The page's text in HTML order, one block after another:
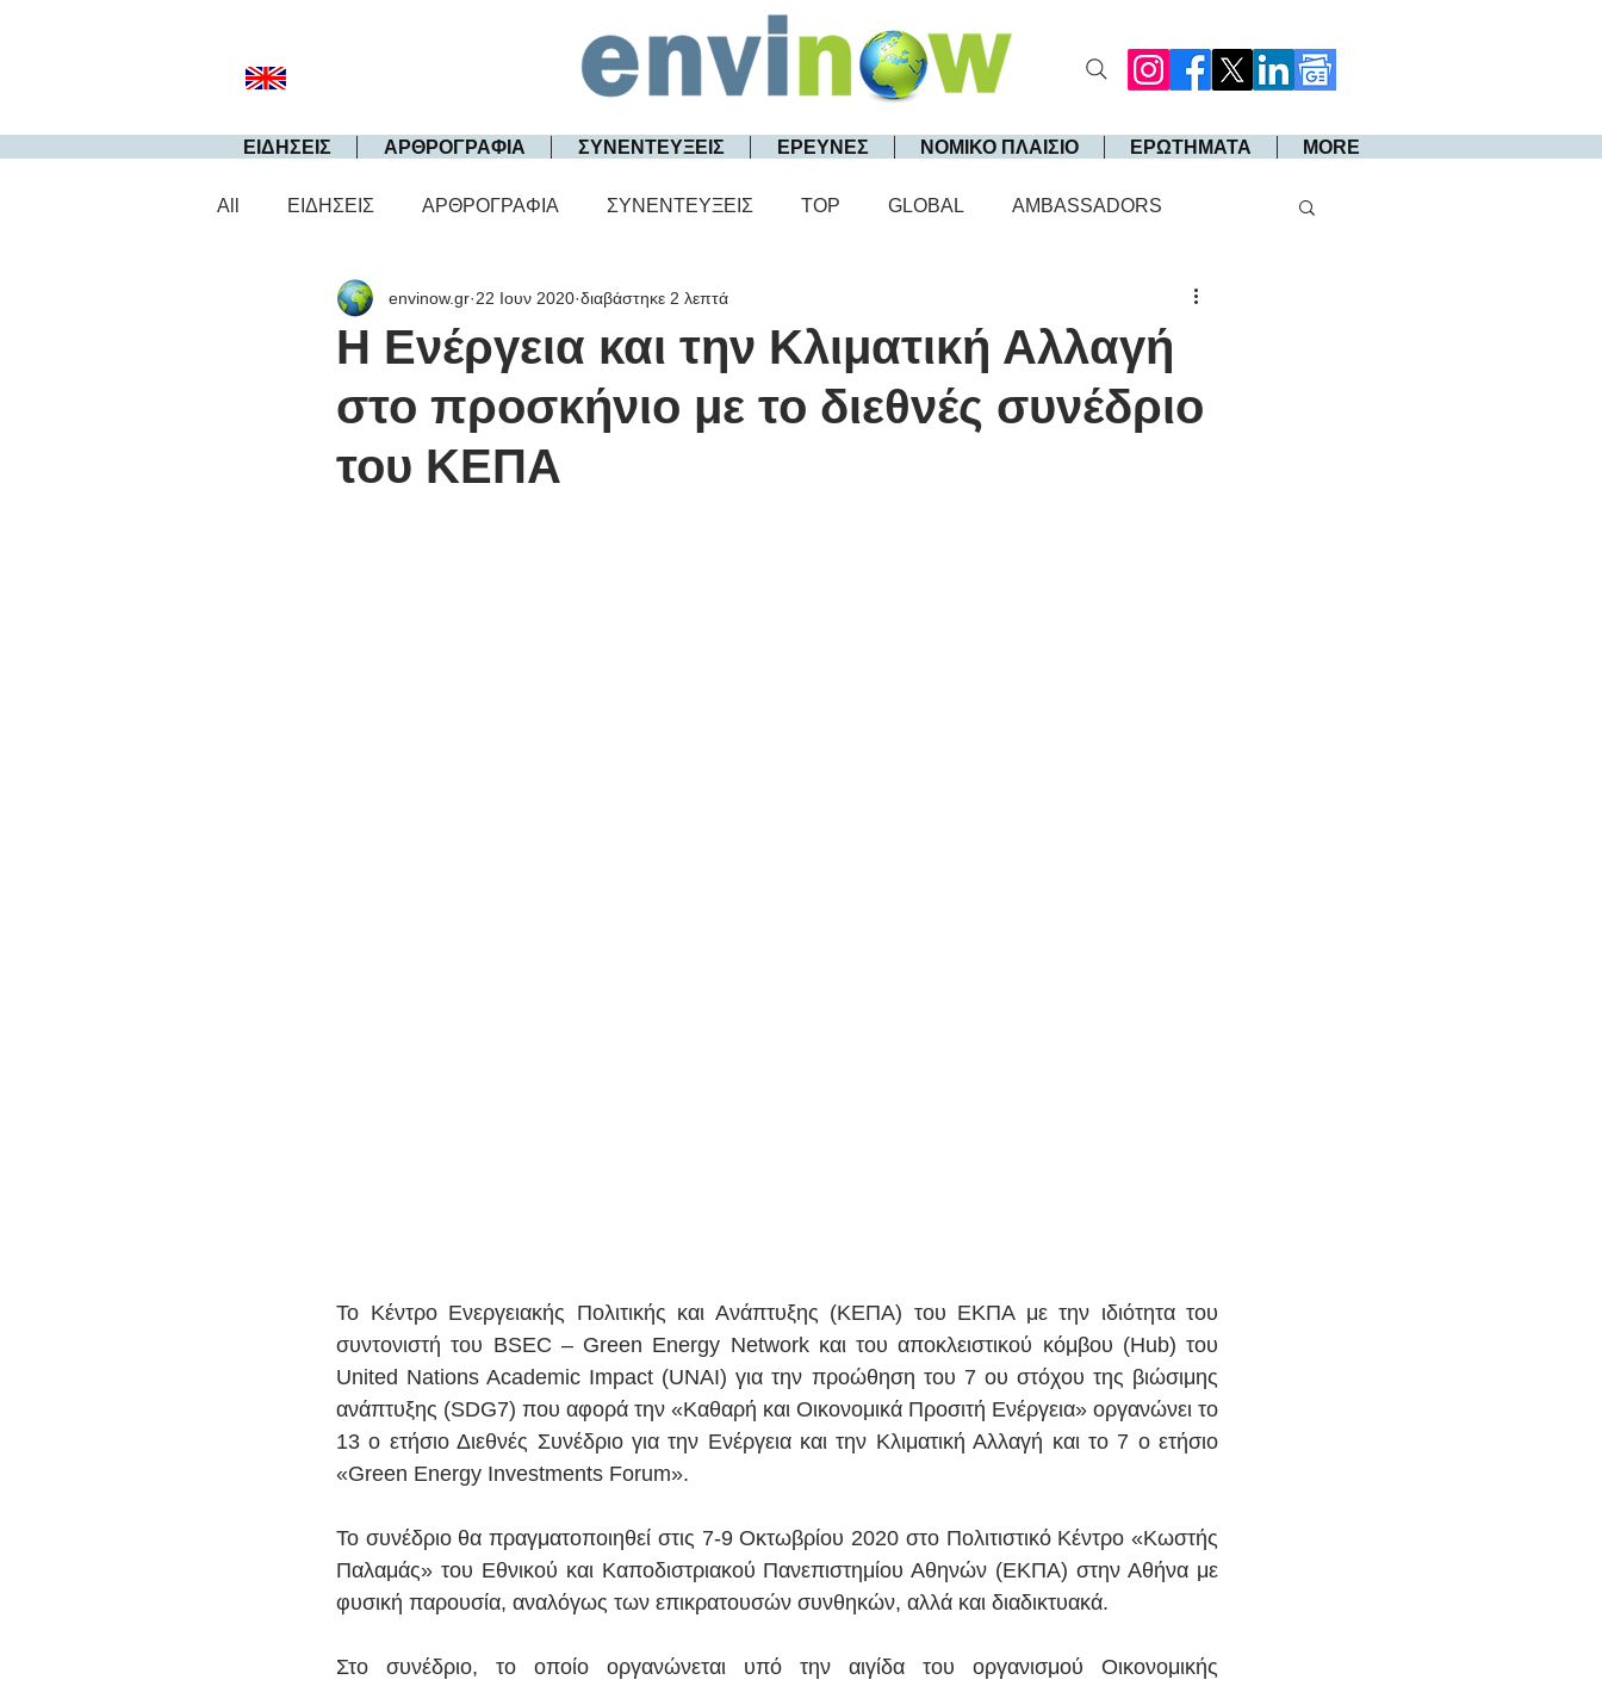
ΕΙΔΗΣΕΙΣ ΑΡΘΡΟΓΡΑΦΙΑ ΣΥΝΕΝΤΕΥΞΕΙΣ ΕΡΕΥΝΕΣ ΝΟΜΙΚΟ ΠΛΑΙΣΙΟ ΕΡΩΤΗΜΑΤΑ MORE
All ΕΙΔΗΣΕΙΣ ΑΡΘΡΟΓΡΑΦΙΑ ΣΥΝΕΝΤΕΥΞΕΙΣ TOP GLOBAL AMBASSADORS
Η Ενέργεια και την Κλιματική Αλλαγή
στο προσκήνιο με το διεθνές συνέδριο
του ΚΕΠΑ
envinow.gr 22 Ιουν 2020 διαβάστηκε 2 λεπτά
Το Κέντρο Ενεργειακής Πολιτικής και Ανάπτυξης (ΚΕΠΑ) του ΕΚΠΑ με την ιδιότητα του
συντονιστή του BSEC – Green Energy Network και του αποκλειστικού κόμβου (Hub) του
United Nations Academic Impact (UNAI) για την προώθηση του 7 ου στόχου της βιώσιμης
ανάπτυξης (SDG7) που αφορά την «Καθαρή και Οικονομικά Προσιτή Ενέργεια» οργανώνει το
13 ο ετήσιο Διεθνές Συνέδριο για την Ενέργεια και την Κλιματική Αλλαγή και το 7 ο ετήσιο
«Green Energy Investments Forum».
Το συνέδριο θα πραγματοποιηθεί στις 7-9 Οκτωβρίου 2020 στο Πολιτιστικό Κέντρο «Κωστής
Παλαμάς» του Εθνικού και Καποδιστριακού Πανεπιστημίου Αθηνών (ΕΚΠΑ) στην Αθήνα με
φυσική παρουσία, αναλόγως των επικρατουσών συνθηκών, αλλά και διαδικτυακά.
Στο συνέδριο, το οποίο οργανώνεται υπό την αιγίδα του οργανισμού Οικονομικής